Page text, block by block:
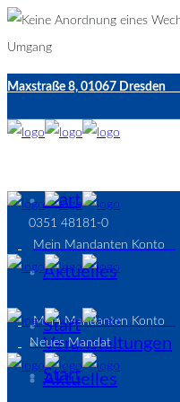
Maxstraße 8, 01067 Dresden
0351 48181-0
Mein Mandanten Konto
Start
Aktuelles
Veranstaltungen
Mein Mandanten Konto
Neues Mandat
Start
Aktuelles
Start